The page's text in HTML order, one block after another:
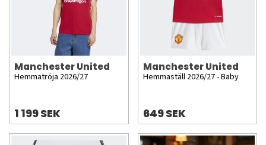
Manchester United
Hemmatröja 2026/27
1 199 SEK
Manchester United
Hemmaställ 2026/27 - Baby
649 SEK